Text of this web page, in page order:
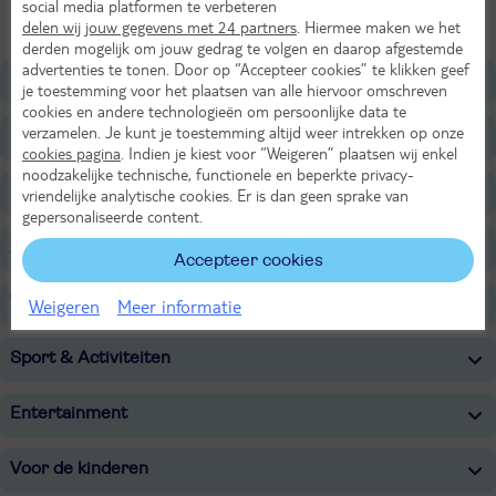
Alle Kamers
Ligging
Faciliteiten
Restaurants/Bars
Zwembaden
Wellness
Sport & Activiteiten
Entertainment
Voor de kinderen
social media platformen te verbeteren
delen wij jouw gegevens met 24 partners . Hiermee maken we het
derden mogelijk om jouw gedrag te volgen en daarop afgestemde
advertenties te tonen. Door op “Accepteer cookies” te klikken geef
je toestemming voor het plaatsen van alle hiervoor omschreven
cookies en andere technologieën om persoonlijke data te
verzamelen. Je kunt je toestemming altijd weer intrekken op onze
cookies pagina . Indien je kiest voor “Weigeren” plaatsen wij enkel
noodzakelijke technische, functionele en beperkte privacy-
vriendelijke analytische cookies. Er is dan geen sprake van
gepersonaliseerde content.
Accepteer cookies
Weigeren Meer informatie